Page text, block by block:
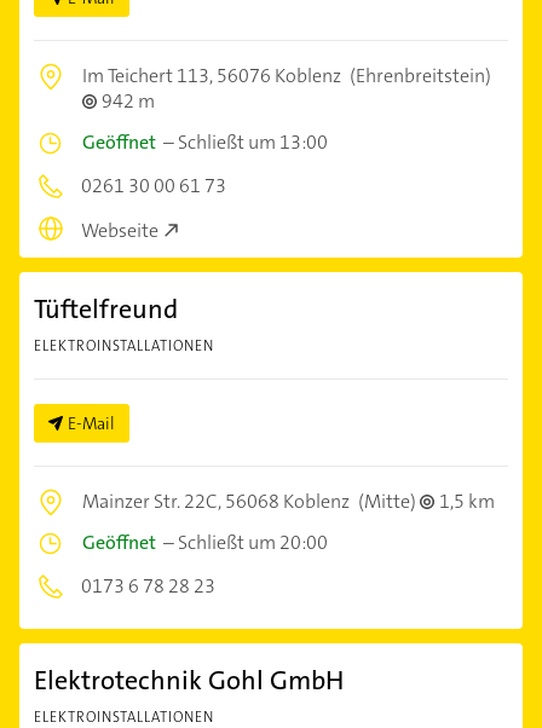
Im Teichert 113,56076 Koblenz (Ehrenbreitstein)
942 m
Geöffnet –Schließt um 13:00
0261 30 00 61 73
Webseite
Tüftelfreund
ELEKTROINSTALLATIONEN
E-Mail
Mainzer Str. 22C,56068 Koblenz (Mitte)
1,5 km
Geöffnet –Schließt um 20:00
0173 6 78 28 23
Elektrotechnik Gohl GmbH
ELEKTROINSTALLATIONEN